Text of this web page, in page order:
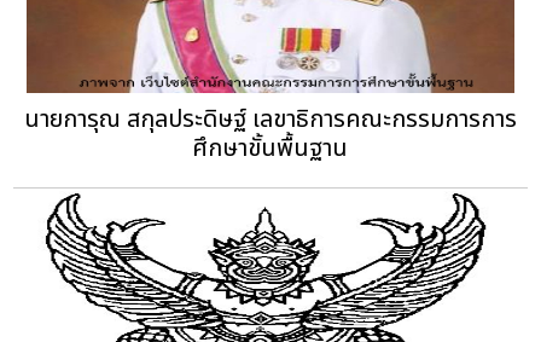
นายการุณ สกุลประดิษฐ์ เลขาธิการคณะกรรมการการ
ศึกษาขั้นพื้นฐาน